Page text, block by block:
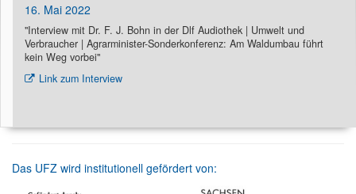
16. Mai 2022
"Interview mit Dr. F. J. Bohn in der Dlf Audiothek | Umwelt und
Verbraucher | Agrarminister-Sonderkonferenz: Am Waldumbau führt
kein Weg vorbei"
Link zum Interview
Das UFZ wird institutionell gefördert von: